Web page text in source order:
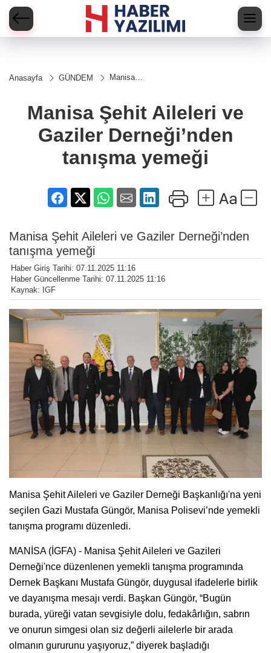
Anasayfa GÜNDEM
Manisa
Derneği’nden
tanışma
Manisa Şehit Aileleri ve
Gaziler Derneği’nden
tanışma yemeği
Manisa Şehit Aileleri ve Gaziler Derneği’nden
tanışma yemeği
Haber Giriş Tarihi: 07.11.2025 11:16
Haber Güncellenme Tarihi: 07.11.2025 11:16
Kaynak: IGF
Manisa Şehit Aileleri ve Gaziler Derneği Başkanlığı'na yeni
seçilen Gazi Mustafa Güngör, Manisa Polisevi’nde yemekli
tanışma programı düzenledi.
MANİSA (İGFA) - Manisa Şehit Aileleri ve Gazileri
Derneği'nce düzenlenen yemekli tanışma programında
Dernek Başkanı Mustafa Güngör, duygusal ifadelerle birlik
ve dayanışma mesajı verdi. Başkan Güngör, “Bugün
burada, yüreği vatan sevgisiyle dolu, fedakârlığın, sabrın
ve onurun simgesi olan siz değerli ailelerle bir arada
olmanın gururunu yaşıyoruz,” diyerek başladığı